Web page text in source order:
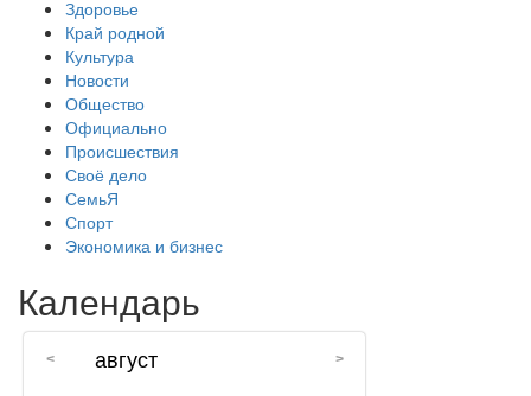
Здоровье
Край родной
Культура
Новости
Общество
Официально
Происшествия
Своё дело
СемьЯ
Спорт
Экономика и бизнес
Календарь
август